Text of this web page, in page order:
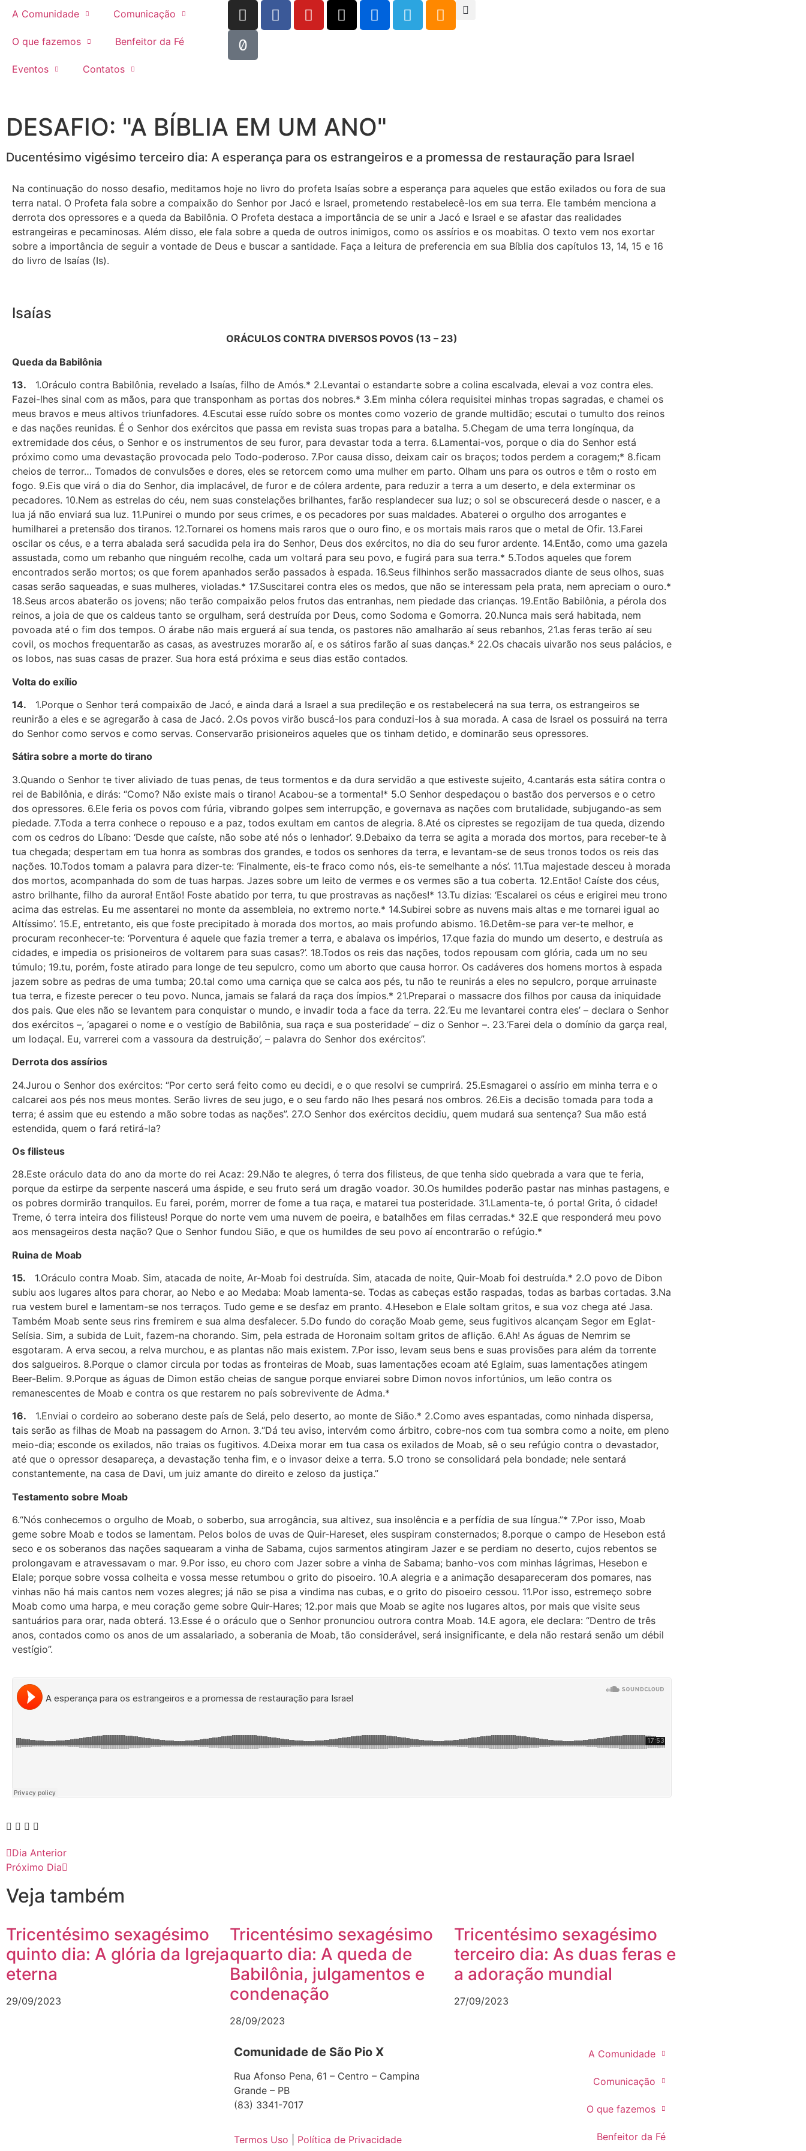
A Comunidade Comunicação
O que fazemos Benfeitor da Fé
Eventos Contatos
DESAFIO: "A BÍBLIA EM UM ANO"
Ducentésimo vigésimo terceiro dia: A esperança para os estrangeiros e a promessa de restauração para Israel
Na continuação do nosso desafio, meditamos hoje no livro do profeta Isaías sobre a esperança para aqueles que estão exilados ou fora de sua
terra natal. O Profeta fala sobre a compaixão do Senhor por Jacó e Israel, prometendo restabelecê-los em sua terra. Ele também menciona a
derrota dos opressores e a queda da Babilônia. O Profeta destaca a importância de se unir a Jacó e Israel e se afastar das realidades
estrangeiras e pecaminosas. Além disso, ele fala sobre a queda de outros inimigos, como os assírios e os moabitas. O texto vem nos exortar
sobre a importância de seguir a vontade de Deus e buscar a santidade. Faça a leitura de preferencia em sua Bíblia dos capítulos 13, 14, 15 e 16
do livro de Isaías (Is).
Isaías
ORÁCULOS CONTRA DIVERSOS POVOS (13 – 23)
Queda da Babilônia
13. 1.Oráculo contra Babilônia, revelado a Isaías, filho de Amós.* 2.Levantai o estandarte sobre a colina escalvada, elevai a voz contra eles.
Fazei-lhes sinal com as mãos, para que transponham as portas dos nobres.* 3.Em minha cólera requisitei minhas tropas sagradas, e chamei os
meus bravos e meus altivos triunfadores. 4.Escutai esse ruído sobre os montes como vozerio de grande multidão; escutai o tumulto dos reinos
e das nações reunidas. É o Senhor dos exércitos que passa em revista suas tropas para a batalha. 5.Chegam de uma terra longínqua, da
extremidade dos céus, o Senhor e os instrumentos de seu furor, para devastar toda a terra. 6.Lamentai-vos, porque o dia do Senhor está
próximo como uma devastação provocada pelo Todo-poderoso. 7.Por causa disso, deixam cair os braços; todos perdem a coragem;* 8.ficam
cheios de terror… Tomados de convulsões e dores, eles se retorcem como uma mulher em parto. Olham uns para os outros e têm o rosto em
fogo. 9.Eis que virá o dia do Senhor, dia implacável, de furor e de cólera ardente, para reduzir a terra a um deserto, e dela exterminar os
pecadores. 10.Nem as estrelas do céu, nem suas constelações brilhantes, farão resplandecer sua luz; o sol se obscurecerá desde o nascer, e a
lua já não enviará sua luz. 11.Punirei o mundo por seus crimes, e os pecadores por suas maldades. Abaterei o orgulho dos arrogantes e
humilharei a pretensão dos tiranos. 12.Tornarei os homens mais raros que o ouro fino, e os mortais mais raros que o metal de Ofir. 13.Farei
oscilar os céus, e a terra abalada será sacudida pela ira do Senhor, Deus dos exércitos, no dia do seu furor ardente. 14.Então, como uma gazela
assustada, como um rebanho que ninguém recolhe, cada um voltará para seu povo, e fugirá para sua terra.* 5.Todos aqueles que forem
encontrados serão mortos; os que forem apanhados serão passados à espada. 16.Seus filhinhos serão massacrados diante de seus olhos, suas
casas serão saqueadas, e suas mulheres, violadas.* 17.Suscitarei contra eles os medos, que não se interessam pela prata, nem apreciam o ouro.*
18.Seus arcos abaterão os jovens; não terão compaixão pelos frutos das entranhas, nem piedade das crianças. 19.Então Babilônia, a pérola dos
reinos, a joia de que os caldeus tanto se orgulham, será destruída por Deus, como Sodoma e Gomorra. 20.Nunca mais será habitada, nem
povoada até o fim dos tempos. O árabe não mais erguerá aí sua tenda, os pastores não amalharão aí seus rebanhos, 21.as feras terão aí seu
covil, os mochos frequentarão as casas, as avestruzes morarão aí, e os sátiros farão aí suas danças.* 22.Os chacais uivarão nos seus palácios, e
os lobos, nas suas casas de prazer. Sua hora está próxima e seus dias estão contados.
Volta do exílio
14. 1.Porque o Senhor terá compaixão de Jacó, e ainda dará a Israel a sua predileção e os restabelecerá na sua terra, os estrangeiros se
reunirão a eles e se agregarão à casa de Jacó. 2.Os povos virão buscá-los para conduzi-los à sua morada. A casa de Israel os possuirá na terra
do Senhor como servos e como servas. Conservarão prisioneiros aqueles que os tinham detido, e dominarão seus opressores.
Sátira sobre a morte do tirano
3.Quando o Senhor te tiver aliviado de tuas penas, de teus tormentos e da dura servidão a que estiveste sujeito, 4.cantarás esta sátira contra o
rei de Babilônia, e dirás: “Como? Não existe mais o tirano! Acabou-se a tormenta!* 5.O Senhor despedaçou o bastão dos perversos e o cetro
dos opressores. 6.Ele feria os povos com fúria, vibrando golpes sem interrupção, e governava as nações com brutalidade, subjugando-as sem
piedade. 7.Toda a terra conhece o repouso e a paz, todos exultam em cantos de alegria. 8.Até os ciprestes se regozijam de tua queda, dizendo
com os cedros do Líbano: ‘Desde que caíste, não sobe até nós o lenhador’. 9.Debaixo da terra se agita a morada dos mortos, para receber-te à
tua chegada; despertam em tua honra as sombras dos grandes, e todos os senhores da terra, e levantam-se de seus tronos todos os reis das
nações. 10.Todos tomam a palavra para dizer-te: ‘Finalmente, eis-te fraco como nós, eis-te semelhante a nós’. 11.Tua majestade desceu à morada
dos mortos, acompanhada do som de tuas harpas. Jazes sobre um leito de vermes e os vermes são a tua coberta. 12.Então! Caíste dos céus,
astro brilhante, filho da aurora! Então! Foste abatido por terra, tu que prostravas as nações!* 13.Tu dizias: ‘Escalarei os céus e erigirei meu trono
acima das estrelas. Eu me assentarei no monte da assembleia, no extremo norte.* 14.Subirei sobre as nuvens mais altas e me tornarei igual ao
Altíssimo’. 15.E, entretanto, eis que foste precipitado à morada dos mortos, ao mais profundo abismo. 16.Detêm-se para ver-te melhor, e
procuram reconhecer-te: ‘Porventura é aquele que fazia tremer a terra, e abalava os impérios, 17.que fazia do mundo um deserto, e destruía as
cidades, e impedia os prisioneiros de voltarem para suas casas?’. 18.Todos os reis das nações, todos repousam com glória, cada um no seu
túmulo; 19.tu, porém, foste atirado para longe de teu sepulcro, como um aborto que causa horror. Os cadáveres dos homens mortos à espada
jazem sobre as pedras de uma tumba; 20.tal como uma carniça que se calca aos pés, tu não te reunirás a eles no sepulcro, porque arruinaste
tua terra, e fizeste perecer o teu povo. Nunca, jamais se falará da raça dos ímpios.* 21.Preparai o massacre dos filhos por causa da iniquidade
dos pais. Que eles não se levantem para conquistar o mundo, e invadir toda a face da terra. 22.‘Eu me levantarei contra eles’ – declara o Senhor
dos exércitos –, ‘apagarei o nome e o vestígio de Babilônia, sua raça e sua posteridade’ – diz o Senhor –. 23.‘Farei dela o domínio da garça real,
um lodaçal. Eu, varrerei com a vassoura da destruição’, – palavra do Senhor dos exércitos”.
Derrota dos assírios
24.Jurou o Senhor dos exércitos: “Por certo será feito como eu decidi, e o que resolvi se cumprirá. 25.Esmagarei o assírio em minha terra e o
calcarei aos pés nos meus montes. Serão livres de seu jugo, e o seu fardo não lhes pesará nos ombros. 26.Eis a decisão tomada para toda a
terra; é assim que eu estendo a mão sobre todas as nações”. 27.O Senhor dos exércitos decidiu, quem mudará sua sentença? Sua mão está
estendida, quem o fará retirá-la?
Os filisteus
28.Este oráculo data do ano da morte do rei Acaz: 29.Não te alegres, ó terra dos filisteus, de que tenha sido quebrada a vara que te feria,
porque da estirpe da serpente nascerá uma áspide, e seu fruto será um dragão voador. 30.Os humildes poderão pastar nas minhas pastagens, e
os pobres dormirão tranquilos. Eu farei, porém, morrer de fome a tua raça, e matarei tua posteridade. 31.Lamenta-te, ó porta! Grita, ó cidade!
Treme, ó terra inteira dos filisteus! Porque do norte vem uma nuvem de poeira, e batalhões em filas cerradas.* 32.E que responderá meu povo
aos mensageiros desta nação? Que o Senhor fundou Sião, e que os humildes de seu povo aí encontrarão o refúgio.*
Ruina de Moab
15. 1.Oráculo contra Moab. Sim, atacada de noite, Ar-Moab foi destruída. Sim, atacada de noite, Quir-Moab foi destruída.* 2.O povo de Dibon
subiu aos lugares altos para chorar, ao Nebo e ao Medaba: Moab lamenta-se. Todas as cabeças estão raspadas, todas as barbas cortadas. 3.Na
rua vestem burel e lamentam-se nos terraços. Tudo geme e se desfaz em pranto. 4.Hesebon e Elale soltam gritos, e sua voz chega até Jasa.
Também Moab sente seus rins fremirem e sua alma desfalecer. 5.Do fundo do coração Moab geme, seus fugitivos alcançam Segor em Eglat-
Selísia. Sim, a subida de Luit, fazem-na chorando. Sim, pela estrada de Horonaim soltam gritos de aflição. 6.Ah! As águas de Nemrim se
esgotaram. A erva secou, a relva murchou, e as plantas não mais existem. 7.Por isso, levam seus bens e suas provisões para além da torrente
dos salgueiros. 8.Porque o clamor circula por todas as fronteiras de Moab, suas lamentações ecoam até Eglaim, suas lamentações atingem
Beer-Belim. 9.Porque as águas de Dimon estão cheias de sangue porque enviarei sobre Dimon novos infortúnios, um leão contra os
remanescentes de Moab e contra os que restarem no país sobrevivente de Adma.*
16. 1.Enviai o cordeiro ao soberano deste país de Selá, pelo deserto, ao monte de Sião.* 2.Como aves espantadas, como ninhada dispersa,
tais serão as filhas de Moab na passagem do Arnon. 3.“Dá teu aviso, intervém como árbitro, cobre-nos com tua sombra como a noite, em pleno
meio-dia; esconde os exilados, não traias os fugitivos. 4.Deixa morar em tua casa os exilados de Moab, sê o seu refúgio contra o devastador,
até que o opressor desapareça, a devastação tenha fim, e o invasor deixe a terra. 5.O trono se consolidará pela bondade; nele sentará
constantemente, na casa de Davi, um juiz amante do direito e zeloso da justiça.”
Testamento sobre Moab
6.“Nós conhecemos o orgulho de Moab, o soberbo, sua arrogância, sua altivez, sua insolência e a perfídia de sua língua.”* 7.Por isso, Moab
geme sobre Moab e todos se lamentam. Pelos bolos de uvas de Quir-Hareset, eles suspiram consternados; 8.porque o campo de Hesebon está
seco e os soberanos das nações saquearam a vinha de Sabama, cujos sarmentos atingiram Jazer e se perdiam no deserto, cujos rebentos se
prolongavam e atravessavam o mar. 9.Por isso, eu choro com Jazer sobre a vinha de Sabama; banho-vos com minhas lágrimas, Hesebon e
Elale; porque sobre vossa colheita e vossa messe retumbou o grito do pisoeiro. 10.A alegria e a animação desapareceram dos pomares, nas
vinhas não há mais cantos nem vozes alegres; já não se pisa a vindima nas cubas, e o grito do pisoeiro cessou. 11.Por isso, estremeço sobre
Moab como uma harpa, e meu coração geme sobre Quir-Hares; 12.por mais que Moab se agite nos lugares altos, por mais que visite seus
santuários para orar, nada obterá. 13.Esse é o oráculo que o Senhor pronunciou outrora contra Moab. 14.E agora, ele declara: “Dentro de três
anos, contados como os anos de um assalariado, a soberania de Moab, tão considerável, será insignificante, e dela não restará senão um débil
vestígio”.
Dia Anterior
Próximo Dia
Veja também
Tricentésimo sexagésimo
quinto dia: A glória da Igreja
eterna
29/09/2023
Tricentésimo sexagésimo
quarto dia: A queda de
Babilônia, julgamentos e
condenação
28/09/2023
Tricentésimo sexagésimo
terceiro dia: As duas feras e
a adoração mundial
27/09/2023
Comunidade de São Pio X
Rua Afonso Pena, 61 – Centro – Campina
Grande – PB
(83) 3341-7017
Termos Uso Política de Privacidade
A Comunidade
Comunicação
O que fazemos
Benfeitor da Fé